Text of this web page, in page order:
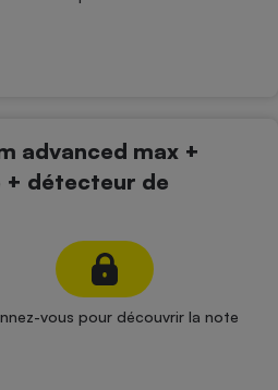
advanced max +
détecteur de
vous pour découvrir la note